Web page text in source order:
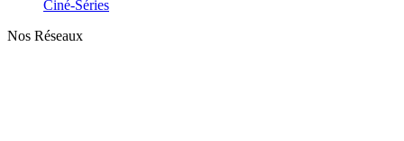
Ciné-Séries
Nos Réseaux